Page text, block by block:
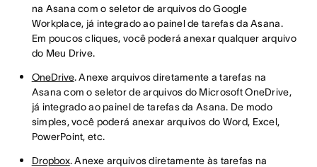
na Asana com o seletor de arquivos do Google
Workplace, já integrado ao painel de tarefas da Asana.
Em poucos cliques, você poderá anexar qualquer arquivo
do Meu Drive.
OneDrive. Anexe arquivos diretamente a tarefas na
Asana com o seletor de arquivos do Microsoft OneDrive,
já integrado ao painel de tarefas da Asana. De modo
simples, você poderá anexar arquivos do Word, Excel,
PowerPoint, etc.
Dropbox. Anexe arquivos diretamente às tarefas na